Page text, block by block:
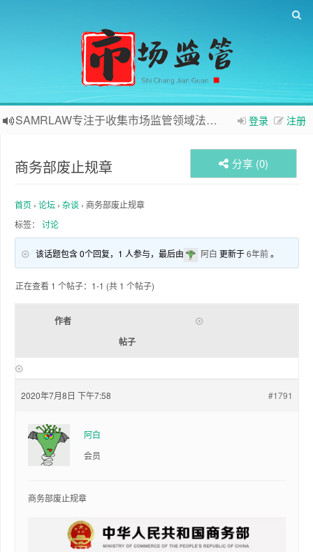
登录 注册
SAMRLAW专注于收集市场监管领域法律相关内容
商务部废止规章 分享 (0)
首页 › 论坛 › 杂谈 › 商务部废止规章
标签： 讨论
该话题包含 0个回复，1 人参与，最后由 阿白 更新于6年前。
正在查看 1 个帖子：1-1 (共 1 个帖子)
作者
帖子
2020年7月8日 下午7:58 #1791
阿白
会员
商务部废止规章